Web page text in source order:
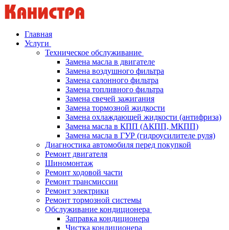
Главная
Услуги
Техническое обслуживание
Замена масла в двигателе
Замена воздушного фильтра
Замена салонного фильтра
Замена топливного фильтра
Замена свечей зажигания
Замена тормозной жидкости
Замена охлаждающей жидкости (антифриза)
Замена масла в КПП (АКПП, МКПП)
Замена масла в ГУР (гидроусилителе руля)
Диагностика автомобиля перед покупкой
Ремонт двигателя
Шиномонтаж
Ремонт ходовой части
Ремонт трансмиссии
Ремонт электрики
Ремонт тормозной системы
Обслуживание кондиционера
Заправка кондиционера
Чистка кондиционера